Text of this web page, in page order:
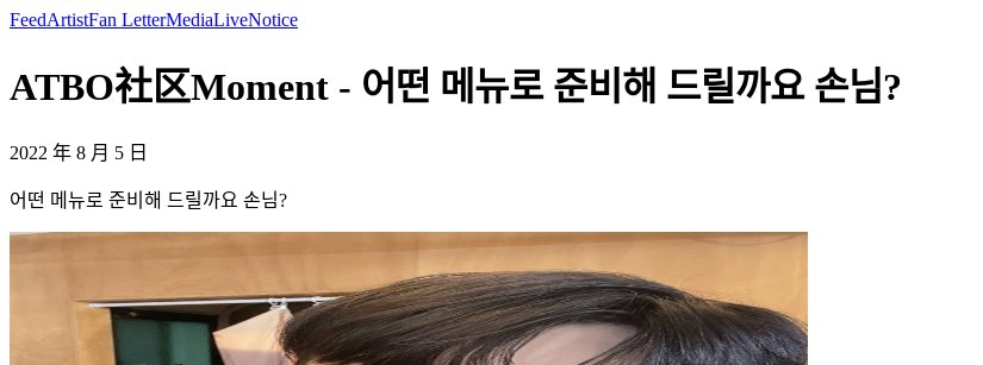
FeedArtistFan LetterMediaLiveNotice
ATBO社区Moment - 어떤 메뉴로 준비해 드릴까요 손님?
2022 年 8 月 5 日
어떤 메뉴로 준비해 드릴까요 손님?